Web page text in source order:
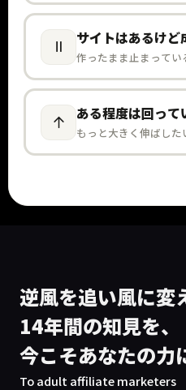
サイトはあるけど
作ったまま止まってい
ある程度は回って
もっと大きく伸ばした
逆風を追い風に変
14年間の知見を、
今こそあなたの力
To adult affiliate marketers